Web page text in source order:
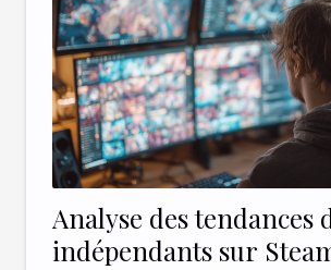
Analyse des tendances
indépendants sur